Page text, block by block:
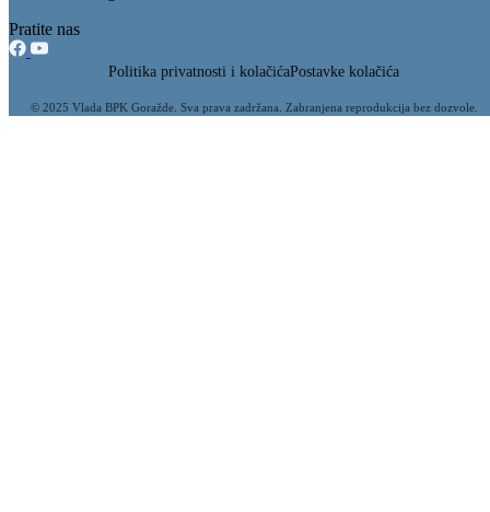
Pratite nas
Politika privatnosti i kolačićaPostavke kolačića
© 2025 Vlada BPK Goražde. Sva prava zadržana. Zabranjena reprodukcija bez dozvole.